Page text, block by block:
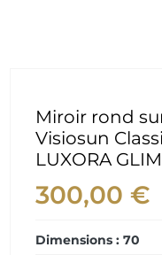
Miroir rond
Visiosun
LUXORA
300,00 €
Dimensions : 70